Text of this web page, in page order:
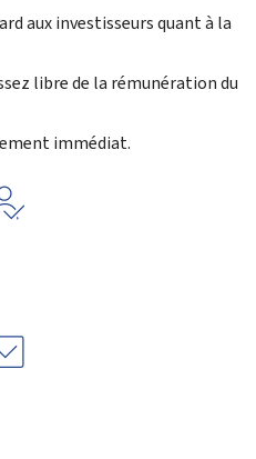
aux investisseurs quant à la
libre de la rémunération du
immédiat.